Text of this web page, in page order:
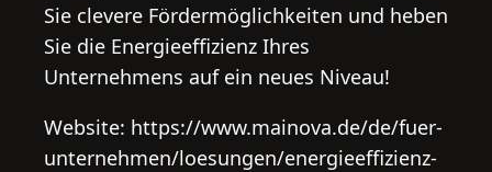
Sie clevere Fördermöglichkeiten und heben
Sie die Energieeffizienz Ihres
Unternehmens auf ein neues Niveau!
Website: https://www.mainova.de/de/fuer-
unternehmen/loesungen/energieeffizienz-